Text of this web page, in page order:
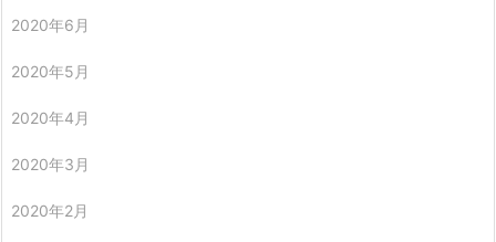
2020年6月
2020年5月
2020年4月
2020年3月
2020年2月